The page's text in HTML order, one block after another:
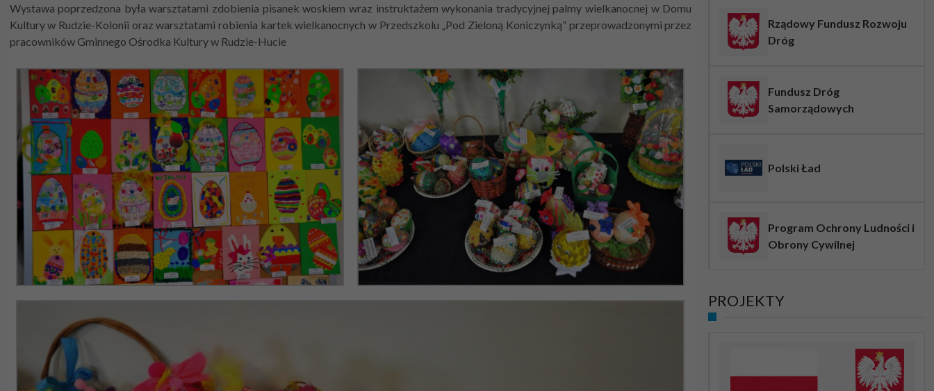
Wystawa poprzedzona była warsztatami zdobienia pisanek woskiem wraz instruktażem wykonania tradycyjnej palmy wielkanocnej w Domu
Kultury w Rudzie-Kolonii oraz warsztatami robienia kartek wielkanocnych w Przedszkolu „Pod Zieloną Koniczynką” przeprowadzonymi przez
pracowników Gminnego Ośrodka Kultury w Rudzie-Hucie
Rządowy Fundusz Rozwoju
Dróg
Fundusz Dróg
Samorządowych
Polski Ład
Program Ochrony Ludności i
Obrony Cywilnej
PROJEKTY